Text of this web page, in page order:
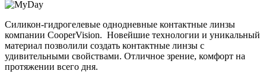
Силикон-гидрогелевые однодневные контактные линзы
компании CooperVision. Новейшие технологии и уникальный
материал позволили создать контактные линзы с
удивительными свойствами. Отличное зрение, комфорт на
протяжении всего дня.